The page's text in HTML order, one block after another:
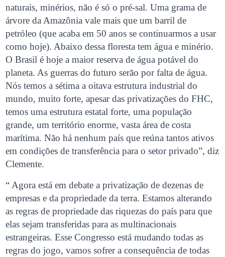
naturais, minérios, não é só o pré-sal. Uma grama de
árvore da Amazônia vale mais que um barril de
petróleo (que acaba em 50 anos se continuarmos a usar
como hoje). Abaixo dessa floresta tem água e minério.
O Brasil é hoje a maior reserva de água potável do
planeta. As guerras do futuro serão por falta de água.
Nós temos a sétima a oitava estrutura industrial do
mundo, muito forte, apesar das privatizações do FHC,
temos uma estrutura estatal forte, uma população
grande, um território enorme, vasta área de costa
marítima. Não há nenhum país que reúna tantos ativos
em condições de transferência para o setor privado”, diz
Clemente.
“ Agora está em debate a privatização de dezenas de
empresas e da propriedade da terra. Estamos alterando
as regras de propriedade das riquezas do país para que
elas sejam transferidas para as multinacionais
estrangeiras. Esse Congresso está mudando todas as
regras do jogo, vamos sofrer a consequência de todas